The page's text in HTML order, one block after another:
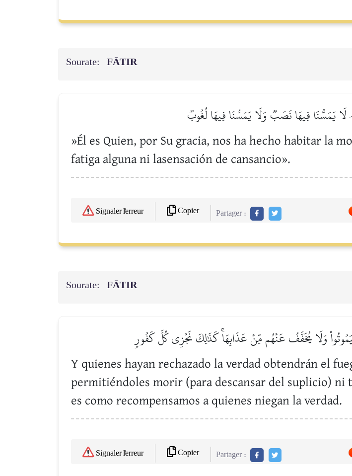
Sourate: FĀTIR
لَا يَمَسُّنَا فِيهَا نَصَبٞ وَلَا يَمَسُّنَا فِيهَا لُغُوبٞ
»Él es Quien, por Su gracia, nos ha hecho habitar la
fatiga alguna ni lasensación de cansancio».
Signaler l'erreur Copier Partager :
Sourate: FĀTIR
وَلَا يُخَفَّفُ عَنۡهُم مِّنۡ عَذَابِهَاۚ كَذَٰلِكَ نَجۡزِي كُلَّ كَفُورٖ
Y quienes hayan rechazado la verdad obtendrán el
permitiéndoles morir (para descansar del suplicio) ni
es como recompensamos a quienes niegan la verdad.
Signaler l'erreur Copier Partager :